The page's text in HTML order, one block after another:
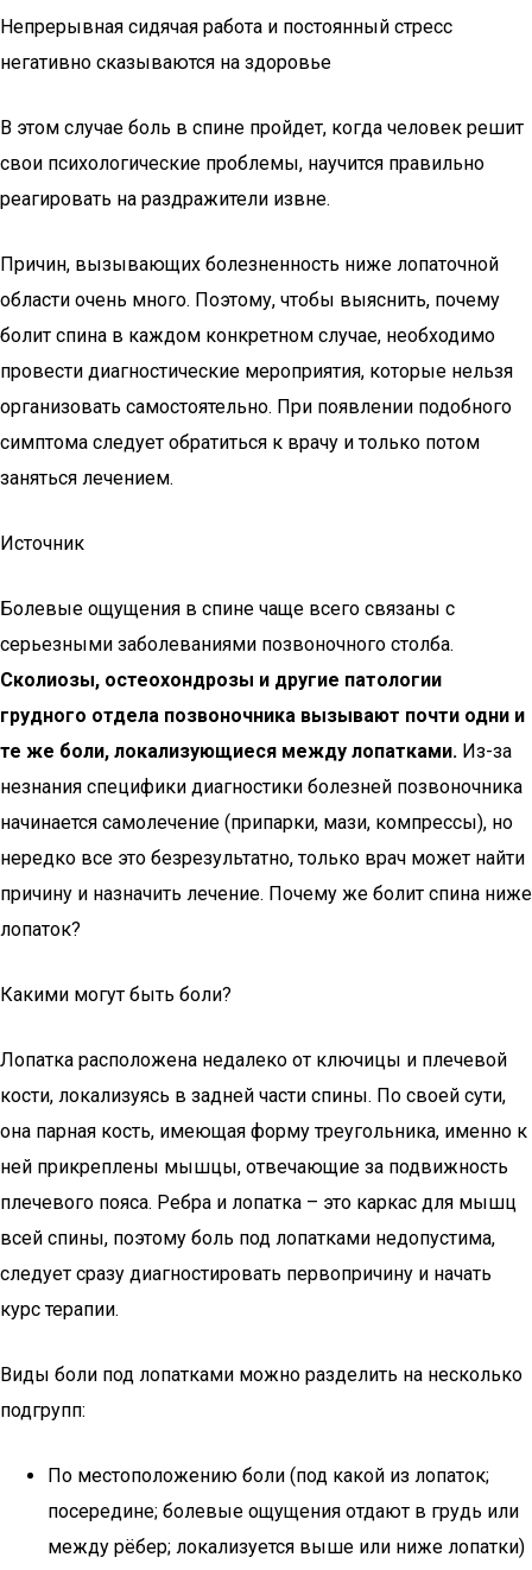
Непрерывная сидячая работа и постоянный стресс
негативно сказываются на здоровье
В этом случае боль в спине пройдет, когда человек решит
свои психологические проблемы, научится правильно
реагировать на раздражители извне.
Причин, вызывающих болезненность ниже лопаточной
области очень много. Поэтому, чтобы выяснить, почему
болит спина в каждом конкретном случае, необходимо
провести диагностические мероприятия, которые нельзя
организовать самостоятельно. При появлении подобного
симптома следует обратиться к врачу и только потом
заняться лечением.
Источник
Болевые ощущения в спине чаще всего связаны с
серьезными заболеваниями позвоночного столба.
Сколиозы, остеохондрозы и другие патологии
грудного отдела позвоночника вызывают почти одни и
те же боли, локализующиеся между лопатками. Из-за
незнания специфики диагностики болезней позвоночника
начинается самолечение (припарки, мази, компрессы), но
нередко все это безрезультатно, только врач может найти
причину и назначить лечение. Почему же болит спина ниже
лопаток?
Какими могут быть боли?
Лопатка расположена недалеко от ключицы и плечевой
кости, локализуясь в задней части спины. По своей сути,
она парная кость, имеющая форму треугольника, именно к
ней прикреплены мышцы, отвечающие за подвижность
плечевого пояса. Ребра и лопатка – это каркас для мышц
всей спины, поэтому боль под лопатками недопустима,
следует сразу диагностировать первопричину и начать
курс терапии.
Виды боли под лопатками можно разделить на несколько
подгрупп:
По местоположению боли (под какой из лопаток;
посередине; болевые ощущения отдают в грудь или
между рёбер; локализуется выше или ниже лопатки)